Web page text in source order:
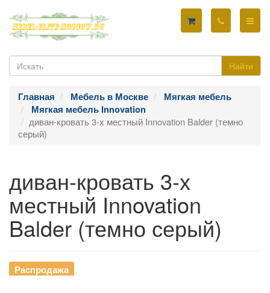
Найти
Главная Мебель в Москве
Мягкая мебель
Мягкая мебель Innovation
диван-кровать 3-х местный Innovation Balder (темно
серый)
диван-кровать 3-х
местный Innovation
Balder (темно серый)
Распродажа